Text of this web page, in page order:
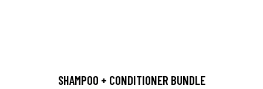
SHAMPOO + CONDITIONER BUNDLE